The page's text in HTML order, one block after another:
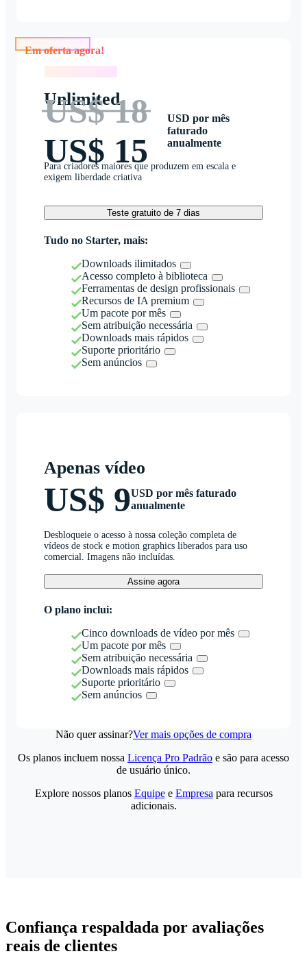
Unlimited
US$ 18
US$ 15
USD por mês
faturado
anualmente
Para criadores maiores que produzem em escala e
exigem liberdade criativa
Teste gratuito de 7 dias
Tudo no Starter, mais:
Downloads ilimitados
Acesso completo à biblioteca
Ferramentas de design profissionais
Recursos de IA premium
Um pacote por mês
Sem atribuição necessária
Downloads mais rápidos
Suporte prioritário
Sem anúncios
Apenas vídeo
US$ 9USD por mês faturado
anualmente
Desbloqueie o acesso à nossa coleção completa de
vídeos de stock e motion graphics liberados para uso
comercial. Imagens não incluídas.
Assine agora
O plano inclui:
Cinco downloads de vídeo por mês
Um pacote por mês
Sem atribuição necessária
Downloads mais rápidos
Suporte prioritário
Sem anúncios
Não quer assinar?Ver mais opções de compra
Os planos incluem nossa Licença Pro Padrão e são para acesso
de usuário único.
Explore nossos planos Equipee Empresa para recursos
adicionais.
Confiança respaldada por avaliações
reais de clientes